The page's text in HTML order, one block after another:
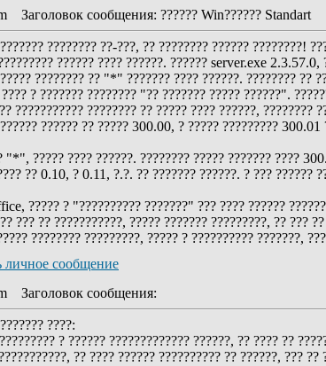
Заголовок сообщения: ?????? Win?????? Standart
???????? ??-???, ?? ???????? ?????? ????????!
?????? ???? ??????. ?????? server.exe
???????? ?? "*" ??????? ???? ??????. ????????
? ??????? ???????? "?? ??????? ????? ??????".
??????????? ???????? ?? ????? ???? ??????,
?????? ?? ????? 300.00, ? ????? ????????? 300.01
"*", ????? ???? ??????. ???????? ????? ??????? ????
?? 0.10, ? 0.11, ?.?. ?? ??????? ??????. ? ??? ??????
????? ? "?????????? ???????" ??? ???? ??????
??? ?? ???????????, ????? ??????? ?????????, ??
???????? ?????????, ????? ? ?????????? ???????,
Заголовок сообщения:
????:
? ?????? ????????????? ??????, ?? ???? ??
?? ???? ?????? ?????????? ?? ??????, ???